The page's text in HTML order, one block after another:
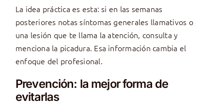
La idea práctica es esta: si en las semanas
posteriores notas síntomas generales llamativos o
una lesión que te llama la atención, consulta y
menciona la picadura. Esa información cambia el
enfoque del profesional.
Prevención: la mejor forma de
evitarlas